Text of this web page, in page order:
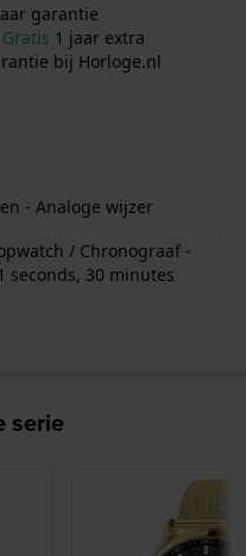
garantie
Gratis 1 jaar extra
bij Horloge.nl
- Analoge wijzer
/ Chronograaf -
seconds, 30 minutes
serie